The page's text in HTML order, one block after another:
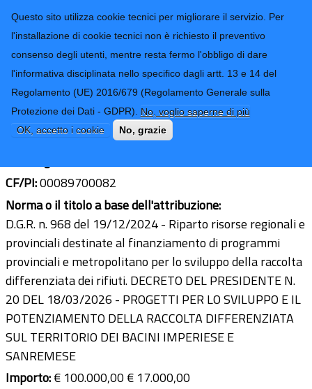
Questo sito utilizza cookie tecnici per migliorare il servizio. Per
l'installazione di cookie tecnici non è richiesto il preventivo
consenso degli utenti, mentre resta fermo l'obbligo di dare
l'informativa disciplinata nello specifico dagli artt. 13 e 14 del
Regolamento (UE) 2016/679 (Regolamento Generale sulla
Protezione dei Dati - GDPR). No, voglio saperne di più
OK, accetto i cookie
No, grazie
Provincia di
Imperia
CONTATTI-URP
TRASPARENZA
Form di ricerca
COMUNE DI IMPERIA
Ultimo aggiornamento: 08/04/2026 - 16:57
CF/PI:00089700082
Norma o il titolo a base dell'attribuzione:
D.G.R. n. 968 del 19/12/2024 - Riparto risorse regionali e
provinciali destinate al finanziamento di programmi
provinciali e metropolitano per lo sviluppo della raccolta
differenziata dei rifiuti. DECRETO DEL PRESIDENTE N.
20 DEL 18/03/2026 - PROGETTI PER LO SVILUPPO E IL
POTENZIAMENTO DELLA RACCOLTA DIFFERENZIATA
SUL TERRITORIO DEI BACINI IMPERIESE E
SANREMESE
Importo:€ 100.000,00 € 17.000,00